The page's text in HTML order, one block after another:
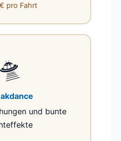
pro Fahrt
🛸
und bunte